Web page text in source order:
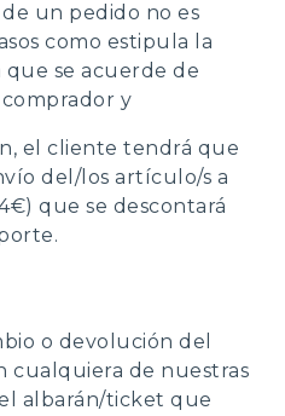
un pedido no es
como estipula la
que se acuerde de
y
el cliente tendrá que
del/los artículo/s a
que se descontará
o devolución del
cualquiera de nuestras
albarán/ticket que